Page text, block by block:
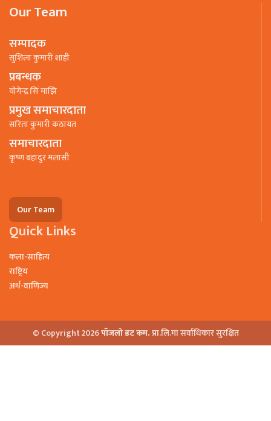
Our Team
सम्पादक
सुशिला कुमारी शाही
प्रबन्धक
याेगेन्द्र सिं माझि
प्रमुख समाचारदाता
सरिता कुमारी कठायत
समाचारदाता
कृष्ण बहादुर मलासी
Our Team
Quick Links
कला-साहित्य
राष्ट्रिय
अर्थ-वाणिज्य
© Copyright 2026पाँजलो डट कम.प्रा.लि.मा सर्वाधिकार सुरक्षित